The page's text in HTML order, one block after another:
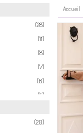
(28)
(11)
(8)
(7)
(6)
(5)
(3)
(20)
Accueil